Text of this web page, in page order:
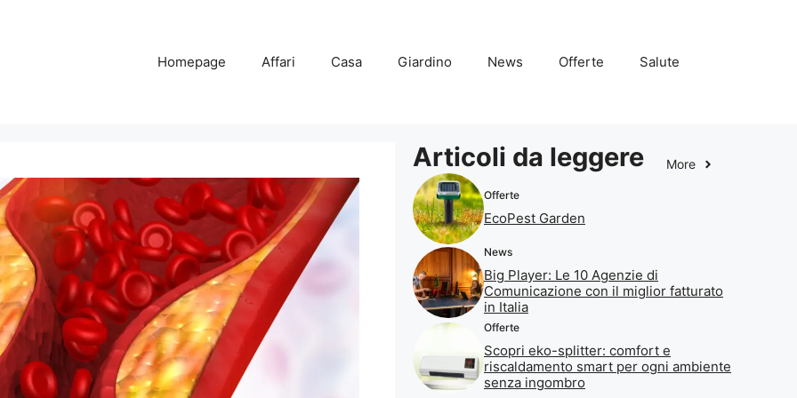
Homepage Affari Casa Giardino News Offerte Salute
Articoli da leggere More
Offerte
EcoPest Garden
News
Big Player: Le 10 Agenzie di
Comunicazione con il miglior fatturato
in Italia
Offerte
Scopri eko-splitter: comfort e
riscaldamento smart per ogni ambiente
senza ingombro